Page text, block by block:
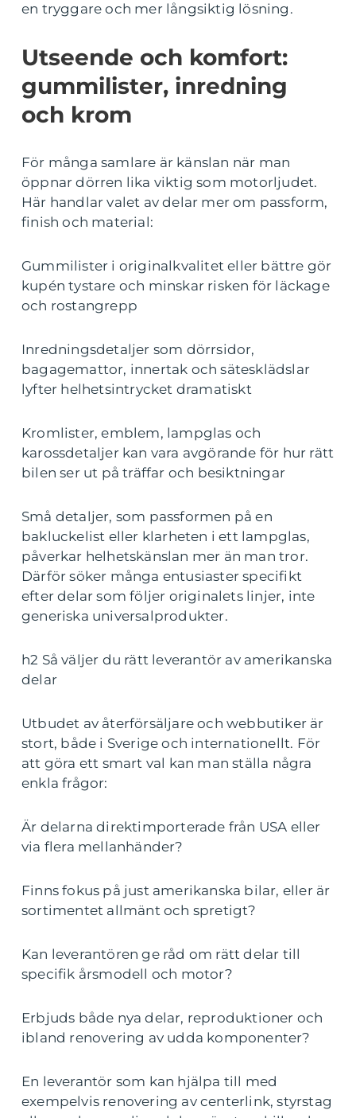
en tryggare och mer långsiktig lösning.
Utseende och komfort:
gummilister, inredning
och krom
För många samlare är känslan när man
öppnar dörren lika viktig som motorljudet.
Här handlar valet av delar mer om passform,
finish och material:
Gummilister i originalkvalitet eller bättre gör
kupén tystare och minskar risken för läckage
och rostangrepp
Inredningsdetaljer som dörrsidor,
bagagemattor, innertak och sätesklädslar
lyfter helhetsintrycket dramatiskt
Kromlister, emblem, lampglas och
karossdetaljer kan vara avgörande för hur rätt
bilen ser ut på träffar och besiktningar
Små detaljer, som passformen på en
bakluckelist eller klarheten i ett lampglas,
påverkar helhetskänslan mer än man tror.
Därför söker många entusiaster specifikt
efter delar som följer originalets linjer, inte
generiska universalprodukter.
h2 Så väljer du rätt leverantör av amerikanska
delar
Utbudet av återförsäljare och webbutiker är
stort, både i Sverige och internationellt. För
att göra ett smart val kan man ställa några
enkla frågor:
Är delarna direktimporterade från USA eller
via flera mellanhänder?
Finns fokus på just amerikanska bilar, eller är
sortimentet allmänt och spretigt?
Kan leverantören ge råd om rätt delar till
specifik årsmodell och motor?
Erbjuds både nya delar, reproduktioner och
ibland renovering av udda komponenter?
En leverantör som kan hjälpa till med
exempelvis renovering av centerlink, styrstag